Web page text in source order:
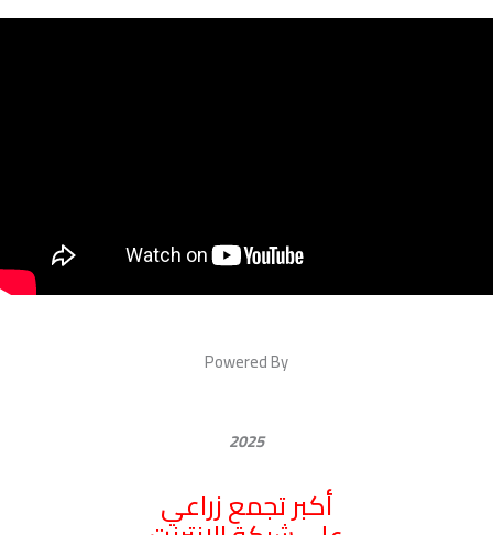
Powered By
2025
أكبر تجمع زراعي